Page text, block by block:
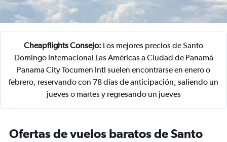
Cheapflights Consejo: Los mejores precios de Santo
Domingo Internacional Las Américas a Ciudad de Panamá
Panama City Tocumen Intl suelen encontrarse en enero o
febrero, reservando con 78 días de anticipación, saliendo un
jueves o martes y regresando un jueves
Ofertas de vuelos baratos de Santo